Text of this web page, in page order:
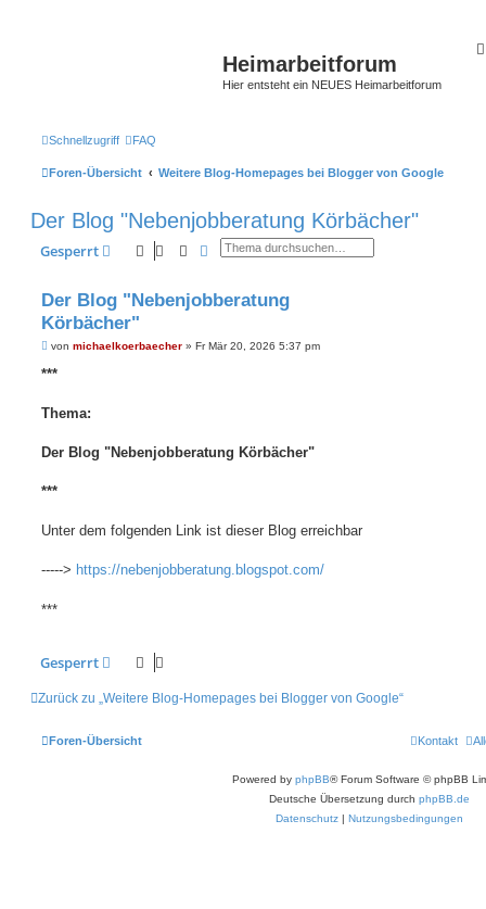
Heimarbeitforum
Hier entsteht ein NEUES Heimarbeitforum
Schnellzugriff FAQ
Foren-Übersicht Weitere Blog-Homepages bei Blogger von Google
Der Blog "Nebenjobberatung Körbächer"
Gesperrt SucheErweiterte Suche
Der Blog "Nebenjobberatung
Körbächer"
B
i
a
von michaelkoerbaecher » Fr Mär 20, 2026 5:37 pm
***
Thema:
Der Blog "Nebenjobberatung Körbächer"
***
Unter dem folgenden Link ist dieser Blog erreichbar
-----> https://nebenjobberatung.blogspot.com/
***
Gesperrt
Zurück zu „Weitere Blog-Homepages bei Blogger von Google“
Foren-Übersicht Kontakt
Powered by phpBB® Forum Software © phpBB
Deutsche Übersetzung durch phpBB.de
Datenschutz | Nutzungsbedingungen